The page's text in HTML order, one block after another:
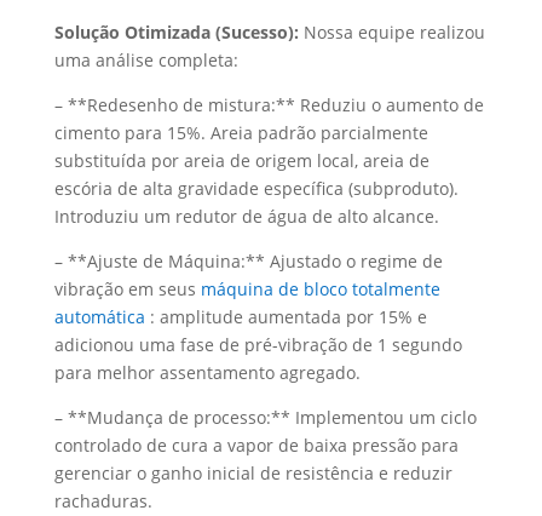
Solução Otimizada (Sucesso): Nossa equipe realizou
uma análise completa:
– **Redesenho de mistura:** Reduziu o aumento de
cimento para 15%. Areia padrão parcialmente
substituída por areia de origem local, areia de
escória de alta gravidade específica (subproduto).
Introduziu um redutor de água de alto alcance.
– **Ajuste de Máquina:** Ajustado o regime de
vibração em seus máquina de bloco totalmente
automática : amplitude aumentada por 15% e
adicionou uma fase de pré-vibração de 1 segundo
para melhor assentamento agregado.
– **Mudança de processo:** Implementou um ciclo
controlado de cura a vapor de baixa pressão para
gerenciar o ganho inicial de resistência e reduzir
rachaduras.